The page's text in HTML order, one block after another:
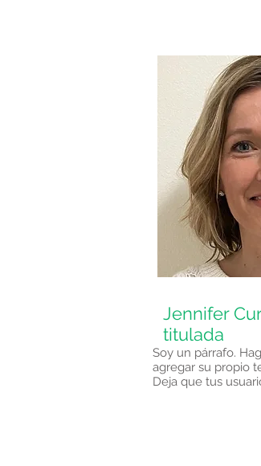
Jennifer
titulada
Soy un párrafo.
agregar su propio
Deja que tus